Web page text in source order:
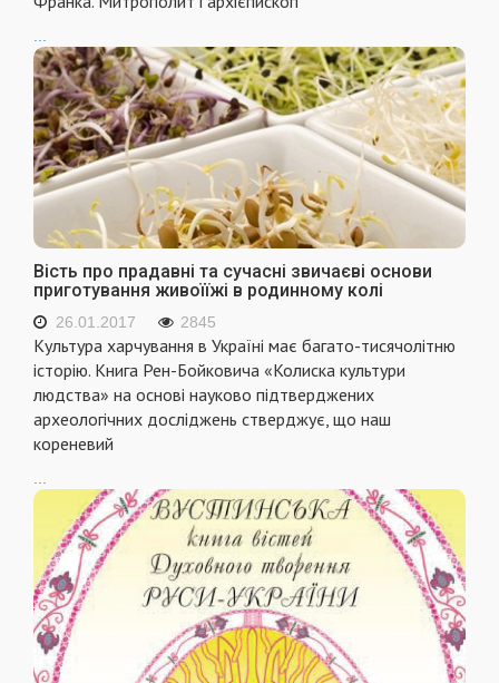
...
Вість про прадавні та сучасні звичаєві основи
приготування живоїїжі в родинному колі
26.01.2017 2845
Культура харчування в Україні має багато-тисячолітню
історію. Книга Рен-Бойковича «Колиска культури
людства» на основі науково підтверджених
археологічних досліджень стверджує, що наш
кореневий